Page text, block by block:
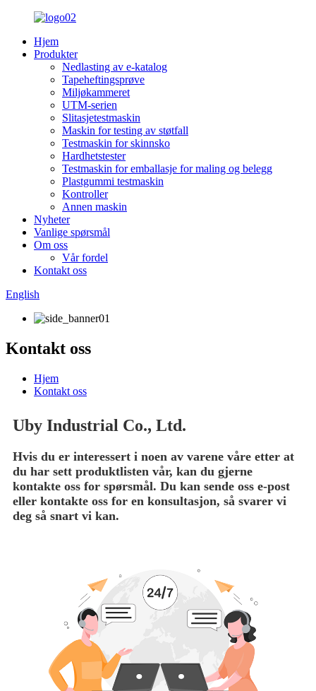
Hjem
Produkter
Nedlasting av e-katalog
Tapeheftingsprøve
Miljøkammeret
UTM-serien
Slitasjetestmaskin
Maskin for testing av støtfall
Testmaskin for skinnsko
Hardhetstester
Testmaskin for emballasje for maling og belegg
Plastgummi testmaskin
Kontroller
Annen maskin
Nyheter
Vanlige spørsmål
Om oss
Vår fordel
Kontakt oss
English
Kontakt oss
Hjem
Kontakt oss
Uby Industrial Co., Ltd.
Hvis du er interessert i noen av varene våre etter at
du har sett produktlisten vår, kan du gjerne
kontakte oss for spørsmål. Du kan sende oss e-post
eller kontakte oss for en konsultasjon, så svarer vi
deg så snart vi kan.